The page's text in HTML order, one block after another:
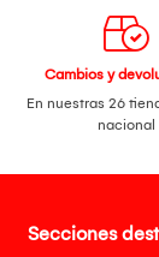
Cambios y
En nuestras 26
nacional
Secciones